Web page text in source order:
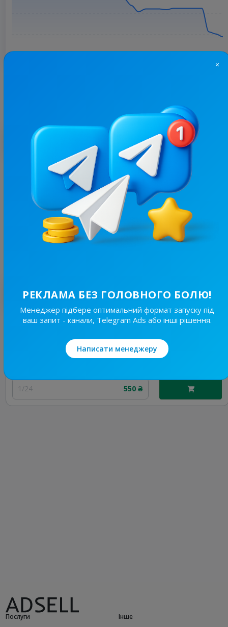
З цим каналом часто купують
23.2
45.7K/
4.5K
Корисні Поради
Жіночі, Дизайн / Інтер'єр
Ціна реклами
Найкращі за темою
45.7K/
4.5K
Жіночі, Дизайн / Інтер'єр
1/24 550 ₴
Послуги
Інше
×
РЕКЛАМА БЕЗ ГОЛОВНОГО БОЛЮ!
Менеджер підбере оптимальний формат запуску під
ваш запит - канали, Telegram Ads або інші рішення.
Написати менеджеру